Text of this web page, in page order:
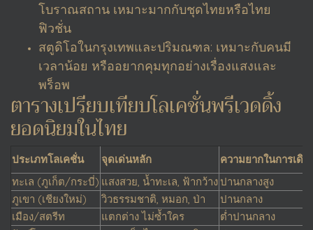
โบราณสถาน เหมาะมากกับชุดไทยหรือไทย
ฟิวชั่น
สตูดิโอในกรุงเทพและปริมณฑล: เหมาะกับคนมี
เวลาน้อย หรืออยากคุมทุกอย่างเรื่องแสงและ
พร็อพ
ตารางเปรียบเทียบโลเคชั่นพรีเวดดิ้ง
ยอดนิยมในไทย
ประเภทโลเคชั่น จุดเด่นหลัก
ความยากในการเดิน
ทะเล (ภูเก็ต/กระบี่) แสงสวย, น้ำทะเล, ฟ้ากว้าง ปานกลางสูง
ภูเขา (เชียงใหม่)
วิวธรรมชาติ, หมอก, ป่า
ปานกลาง
เมือง/สตรีท
แตกต่าง ไม่ซ้ำใคร
ต่ำปานกลาง